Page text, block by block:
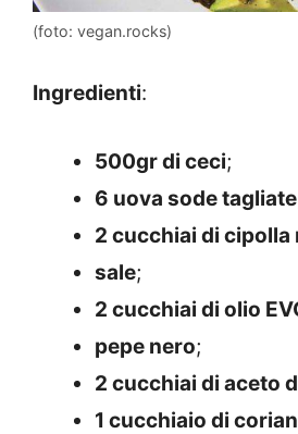
(foto: vegan.rocks)
Ingredienti:
500gr di ceci;
6 uova sode tagliate
2 cucchiai di cipolla
sale;
2 cucchiai di olio
pepe nero;
2 cucchiai di aceto
1 cucchiaio di